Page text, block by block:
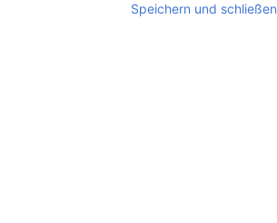
Speichern und schließen